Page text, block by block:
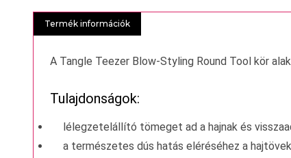
Termék információk
A Tangle Teezer Blow-Styling Round Tool kör
Tulajdonságok:
lélegzetelállító tömeget ad a hajnak és
a természetes dús hatás eléréséhez a